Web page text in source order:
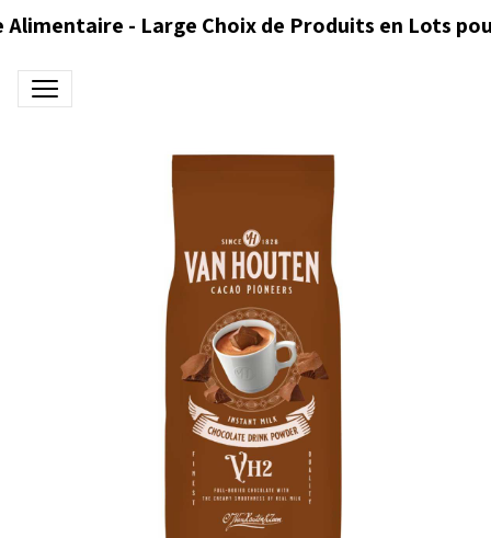
Alimentaire - Large Choix de Produits en Lots